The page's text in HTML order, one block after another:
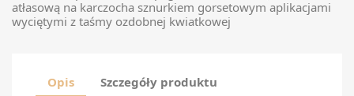
atłasową na karczocha sznurkiem gorsetowym aplikacjami
wyciętymi z taśmy ozdobnej kwiatkowej
Opis Szczegóły produktu